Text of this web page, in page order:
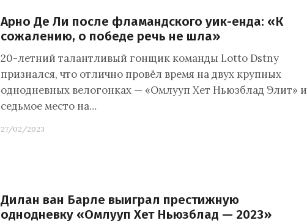
Арно Де Ли после фламандского уик-енда: «К
сожалению, о победе речь не шла»
20-летний талантливый гонщик команды Lotto Dstny
признался, что отлично провёл время на двух крупных
однодневных велогонках — «Омлууп Хет Ньюзблад Элит» и
седьмое место на…
27/02/2023
Дилан ван Барле выиграл престижную
однодневку «Омлууп Хет Ньюзблад — 2023»